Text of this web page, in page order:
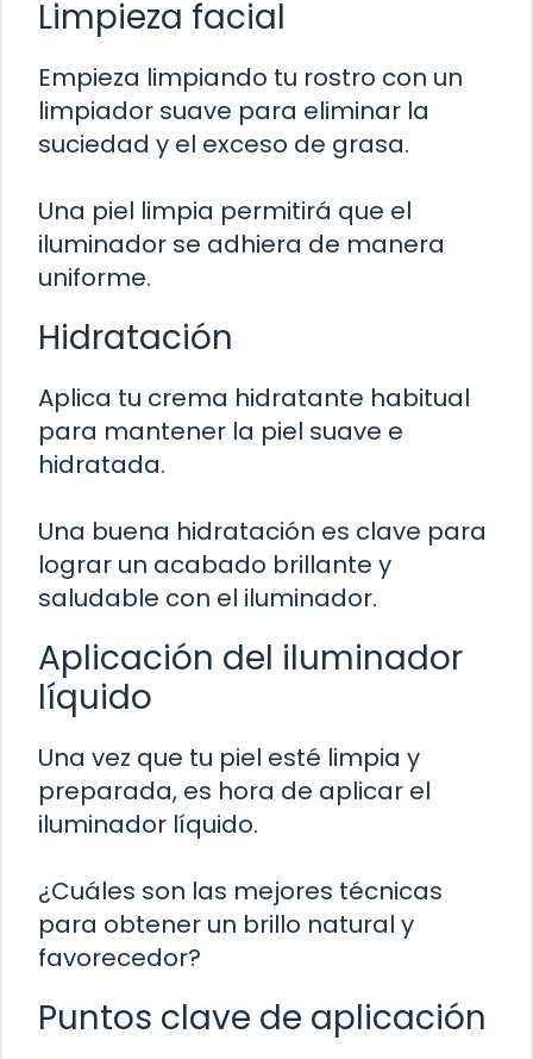
Limpieza facial
Empieza limpiando tu rostro con un
limpiador suave para eliminar la
suciedad y el exceso de grasa.
Una piel limpia permitirá que el
iluminador se adhiera de manera
uniforme.
Hidratación
Aplica tu crema hidratante habitual
para mantener la piel suave e
hidratada.
Una buena hidratación es clave para
lograr un acabado brillante y
saludable con el iluminador.
Aplicación del iluminador
líquido
Una vez que tu piel esté limpia y
preparada, es hora de aplicar el
iluminador líquido.
¿Cuáles son las mejores técnicas
para obtener un brillo natural y
favorecedor?
Puntos clave de aplicación